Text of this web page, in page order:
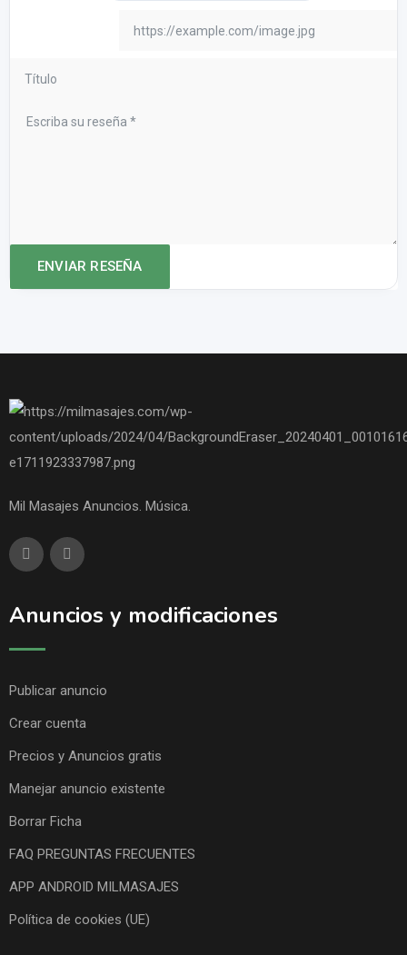
Mil Masajes Anuncios. Música.
Anuncios y modificaciones
Publicar anuncio
Crear cuenta
Precios y Anuncios gratis
Manejar anuncio existente
Borrar Ficha
FAQ PREGUNTAS FRECUENTES
APP ANDROID MILMASAJES
Política de cookies (UE)